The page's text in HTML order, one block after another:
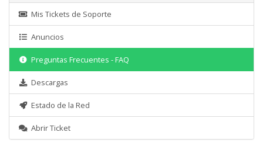
Mis Tickets de Soporte
Anuncios
Preguntas Frecuentes - FAQ
Descargas
Estado de la Red
Abrir Ticket